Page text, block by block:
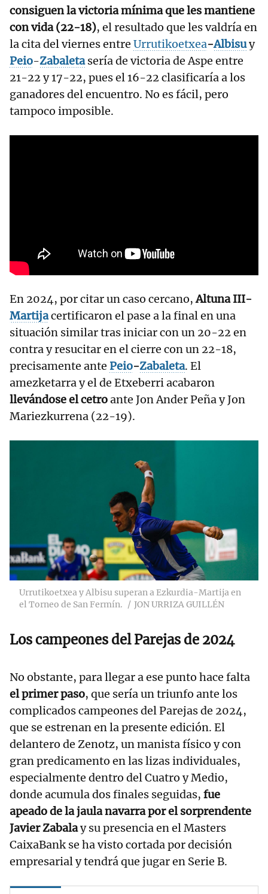
consiguen la victoria mínima que les mantiene
con vida (22-18), el resultado que les valdría en
la cita del viernes entre Urrutikoetxea-Albisuy
Peio-Zabaleta sería de victoria de Aspe entre
21-22 y 17-22, pues el 16-22 clasificaría a los
ganadores del encuentro. No es fácil, pero
tampoco imposible.
En 2024, por citar un caso cercano,Altuna III-
Martijacertificaron el pase a la final en una
situación similar tras iniciar con un 20-22 en
contra y resucitar en el cierre con un 22-18,
precisamente ante Peio-Zabaleta. El
amezketarra y el de Etxeberri acabaron
llevándose el cetroante Jon Ander Peña y Jon
Mariezkurrena (22-19).
Urrutikoetxea y Albisu superan a Ezkurdia-Martija en
el Torneo de San Fermín.
JON URRIZA GUILLÉN
Los campeones del Parejas de 2024
No obstante, para llegar a ese punto hace falta
el primer paso, que sería un triunfo ante los
complicados campeones del Parejas de 2024,
que se estrenan en la presente edición. El
delantero de Zenotz, un manista físico y con
gran predicamento en las lizas individuales,
especialmente dentro del Cuatro y Medio,
donde acumula dos finales seguidas, fue
apeado de la jaula navarra por el sorprendente
Javier Zabalay su presencia en el Masters
CaixaBank se ha visto cortada por decisión
empresarial y tendrá que jugar en Serie B.